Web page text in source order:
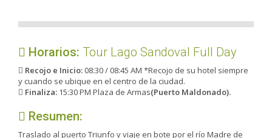
Horarios: Tour Lago Sandoval Full Day
Recojo e Inicio: 08:30 / 08:45 AM *Recojo de su hotel siempre
y cuando se ubique en el centro de la ciudad.
Finaliza: 15:30 PM Plaza de Armas(Puerto Maldonado).
Resumen:
Traslado al puerto Triunfo y viaje en bote por el río Madre de